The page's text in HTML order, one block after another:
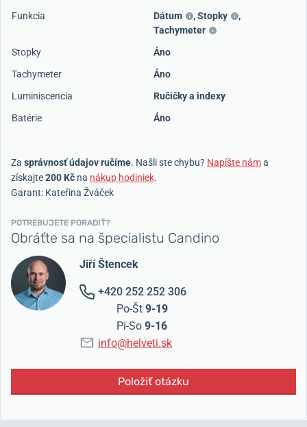
Funkcia
Dátum ,Stopky
,
Tachymeter
Stopky
Áno
Tachymeter
Áno
Luminiscencia
Ručičky a indexy
Batérie
Áno
Za správnosť údajov ručíme. Našli ste chybu? Napíšte náma
získajte200 Kč na nákup hodiniek.
Garant: Kateřina Žváček
POTREBUJETE PORADIŤ?
Obráťte sa na špecialistu Candino
Jiří Štencek
+420 252 252 306
Po-Št 9-19
Pi-So 9-16
info@helveti.sk
Položiť otázku